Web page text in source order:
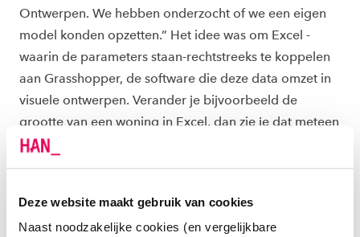
Deze website maakt gebruik van cookies
Naast noodzakelijke cookies (en vergelijkbare
Ontwerpen. We hebben onderzocht of we een eigen
model konden opzetten.” Het idee was om Excel -
waarin de parameters staan-rechtstreeks te koppelen
aan Grasshopper, de software die deze data omzet in
visuele ontwerpen. Verander je bijvoorbeeld de
grootte van een woning in Excel, dan zie je dat meteen
terug in het ontwerp. Dat bespaart enorm veel tijd en
voorkomt dat je telkens opnieuw naar de tekentafel